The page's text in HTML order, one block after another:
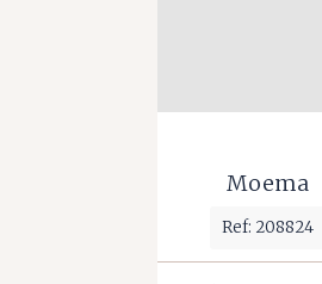
Moema
Ref: 208824